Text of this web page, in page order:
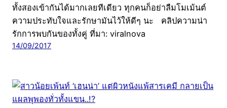
ทั้งสองเข้ากันได้มากเลยทีเดียว ทุกคนก็อย่าลืมโมเม้นต์
ความประทับใจและรักษามันไว้ให้ดีๆ นะ คลิปความน่า
รักการพบกันของทั้งคู่ ที่มา: viralnova
14/09/2017